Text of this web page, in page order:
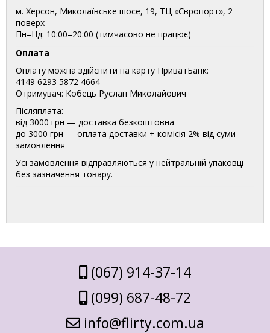
м. Херсон, Миколаївське шосе, 19, ТЦ «Європорт», 2
поверх
Пн–Нд: 10:00–20:00 (тимчасово не працює)
Оплата
Оплату можна здійснити на карту ПриватБанк:
4149 6293 5872 4664
Отримувач: Кобець Руслан Миколайович
Післяплата:
від 3000 грн — доставка безкоштовна
до 3000 грн — оплата доставки + комісія 2% від суми
замовлення
Усі замовлення відправляються у нейтральній упаковці
без зазначення товару.
(067) 914-37-14
(099) 687-48-72
info@flirty.com.ua